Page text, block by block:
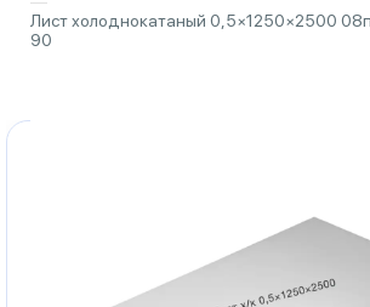
Лист холоднокатаный 0,5×1250×2500
90